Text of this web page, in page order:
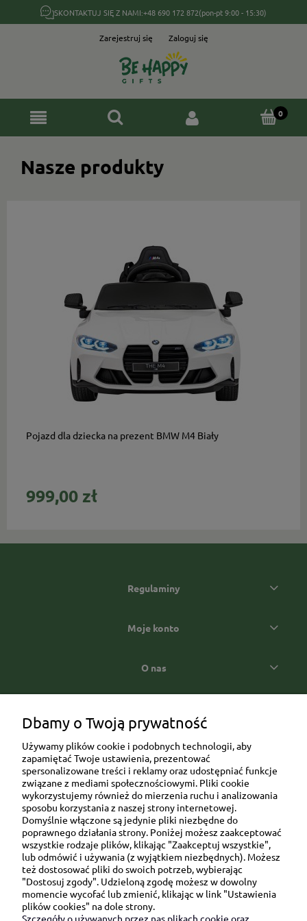
SKONTAKTUJ SIĘ Z NAMI:+48 690 172 872(pon-pt 9:00 - 15:30)
Zarejestruj się Zaloguj się
Nasze produkty
Pojazd dla dziecka na prezent BMW M4 Biały
999,00 zł
do koszyka
Regulaminy
Moje konto
O nas
Ul. Brukowa 6/8 lok. 57/58
91-341 Łódź
NIP: 6751510615
SKONTAKTUJ SIĘ Z NAMI:
Dbamy o Twoją prywatność
Używamy plików cookie i podobnych technologii, aby
zapamiętać Twoje ustawienia, prezentować
spersonalizowane treści i reklamy oraz udostępniać funkcje
związane z mediami społecznościowymi. Pliki cookie
wykorzystujemy również do mierzenia ruchu i analizowania
sposobu korzystania z naszej strony internetowej.
Domyślnie włączone są jedynie pliki niezbędne do
poprawnego działania strony. Poniżej możesz zaakceptować
wszystkie rodzaje plików, klikając "Zaakceptuj wszystkie",
lub odmówić i używania (z wyjątkiem niezbędnych). Możesz
też dostosować pliki do swoich potrzeb, wybierając
"Dostosuj zgody". Udzieloną zgodę możesz w dowolny
momencie wycofać lub zmienić, klikając w link "Ustawienia
plików cookies" na dole strony.
Szczegóły o używanych przez nas plikach cookie oraz